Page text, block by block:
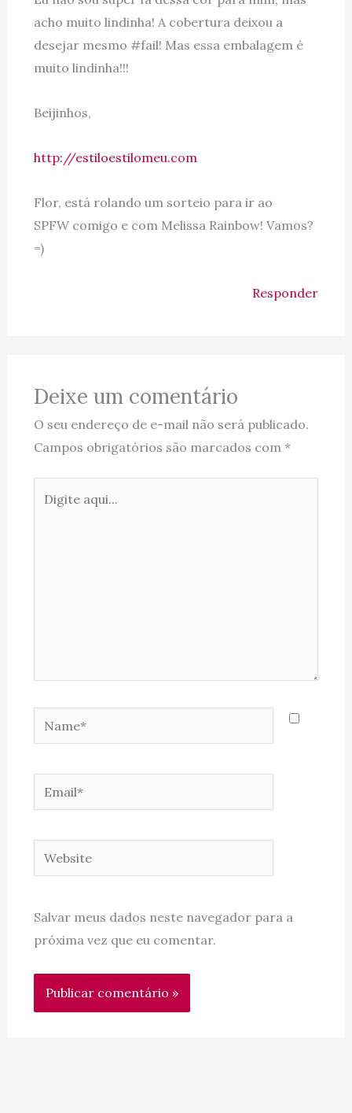
acho muito lindinha! A cobertura deixou a
desejar mesmo #fail! Mas essa embalagem é
muito lindinha!!!
Beijinhos,
http://estiloestilomeu.com
Flor, está rolando um sorteio para ir ao
SPFW comigo e com Melissa Rainbow! Vamos?
=)
Responder
Deixe um comentário
O seu endereço de e-mail não será publicado.
Campos obrigatórios são marcados com *
aqui...
Website
Salvar meus dados neste navegador para a
próxima vez que eu comentar.